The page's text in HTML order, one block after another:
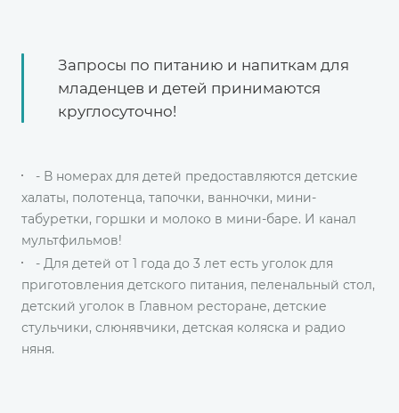
Запросы по питанию и напиткам для
младенцев и детей принимаются
круглосуточно!
- В номерах для детей предоставляются детские
халаты, полотенца, тапочки, ванночки, мини-
табуретки, горшки и молоко в мини-баре. И канал
мультфильмов!
- Для детей от 1 года до 3 лет есть уголок для
приготовления детского питания, пеленальный стол,
детский уголок в Главном ресторане, детские
стульчики, слюнявчики, детская коляска и радио
няня.